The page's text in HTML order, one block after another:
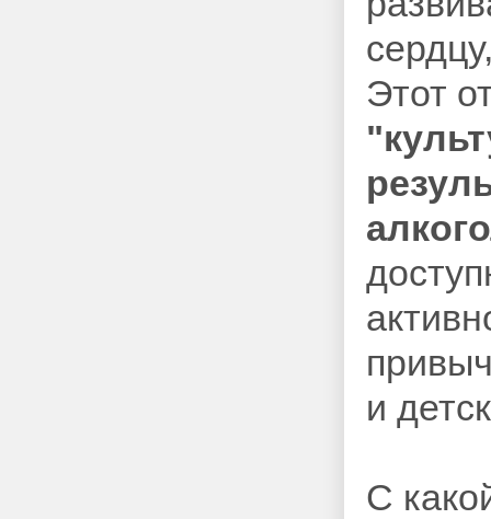
Этот
и
С